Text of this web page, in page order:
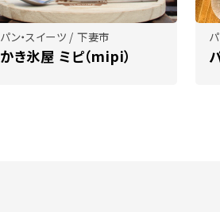
パン・スイーツ / 下妻市
かき氷屋 ミピ（mipi）